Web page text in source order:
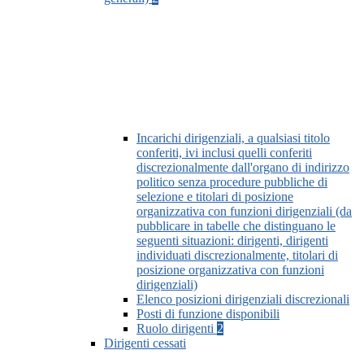
Incarichi dirigenziali, a qualsiasi titolo
conferiti, ivi inclusi quelli conferiti
discrezionalmente dall'organo di indirizzo
politico senza procedure pubbliche di
selezione e titolari di posizione
organizzativa con funzioni dirigenziali (da
pubblicare in tabelle che distinguano le
seguenti situazioni: dirigenti, dirigenti
individuati discrezionalmente, titolari di
posizione organizzativa con funzioni
dirigenziali)
Elenco posizioni dirigenziali discrezionali
Posti di funzione disponibili
Ruolo dirigenti 2
Dirigenti cessati